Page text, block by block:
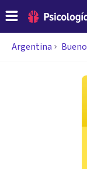
Argentina